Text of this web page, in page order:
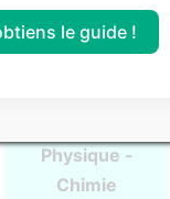
Physique -
Chimie
le guide !